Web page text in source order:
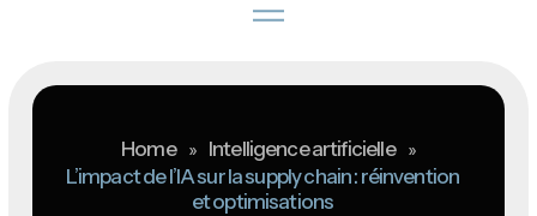
Home » Intelligence artificielle »
L’impact de l’IA sur la supply chain : réinvention
et optimisations